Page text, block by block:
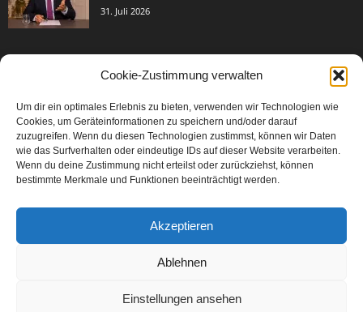
Cookie-Zustimmung verwalten
Um dir ein optimales Erlebnis zu bieten, verwenden wir Technologien wie
Cookies, um Geräteinformationen zu speichern und/oder darauf
zuzugreifen. Wenn du diesen Technologien zustimmst, können wir Daten
wie das Surfverhalten oder eindeutige IDs auf dieser Website verarbeiten.
Wenn du deine Zustimmung nicht erteilst oder zurückziehst, können
bestimmte Merkmale und Funktionen beeinträchtigt werden.
Akzeptieren
Ablehnen
Einstellungen ansehen
31. Juli 2026
Events & Success 3003
Breaking News 2067
Aktuelles
Featured Article
Karriere 567